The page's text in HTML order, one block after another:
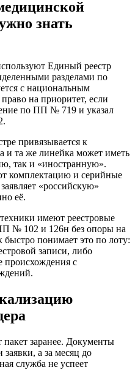
знать
Единый реестр
разделами по
с национальным
на приоритет, если
по ПП № 719 и указал
привязывается к
и та же линейка может иметь
так и «иностранную».
комплектацию и серийные
«российскую»
её.
имеют реестровые
№ 102 и 126н без опоры на
понимает это по лоту:
записи, либо
происхождения с
заранее. Документы
заявки, а за месяц до
служба не успеет